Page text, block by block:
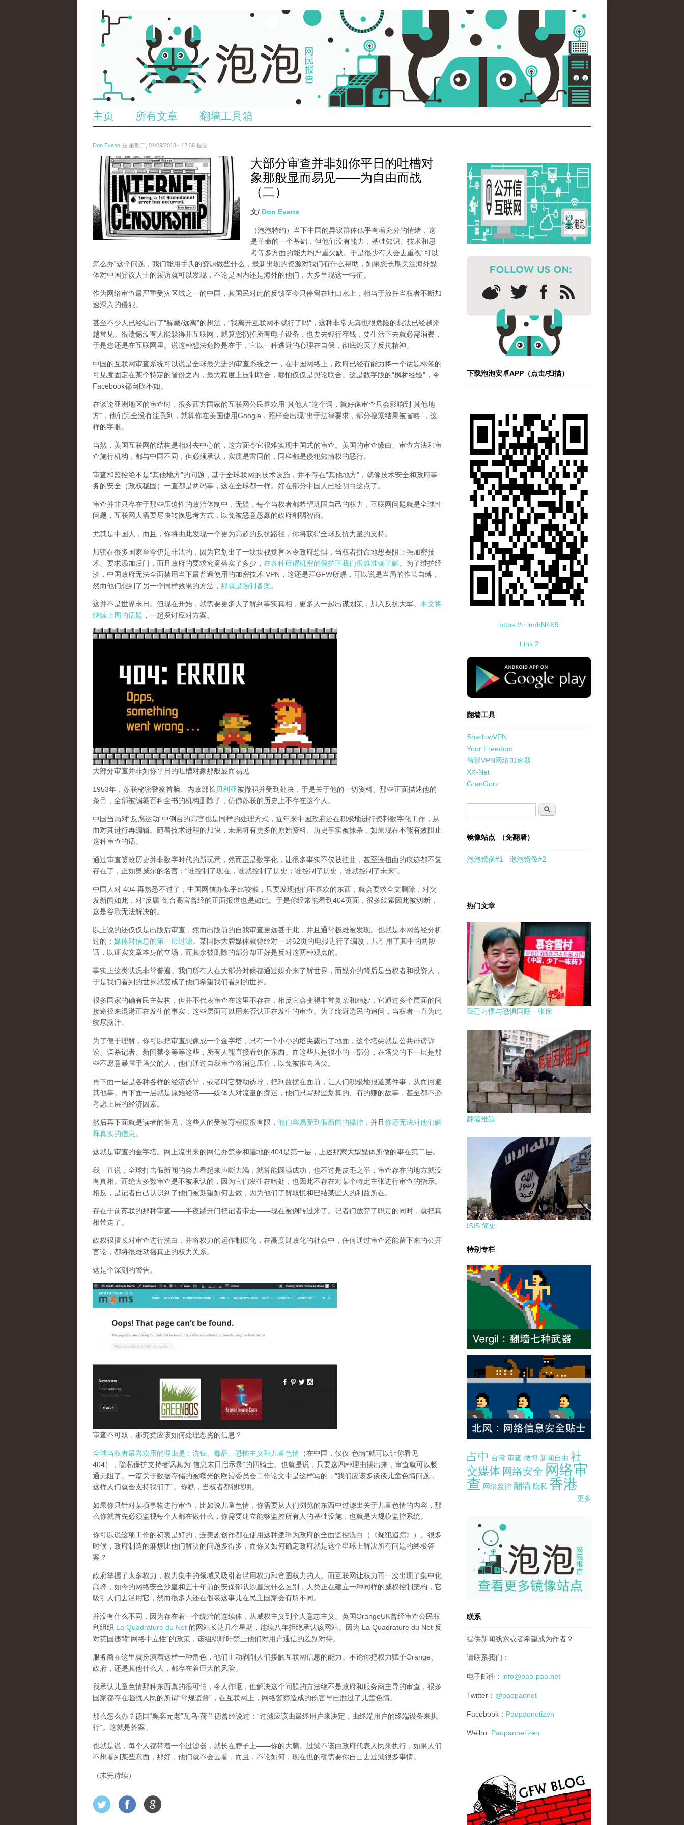
主页 所有文章 翻墙工具箱
Don Evans 在 星期二, 01/09/2018 - 12:36 提交
wechatimg866.jpeg
大部分审查并非如你平日的吐槽对
象那般显而易见——为自由而战
（二）
文/ Don Evans
（泡泡特约） 当下中国的异议群体似乎有着充分的情绪，这
是革命的一个基础，但他们没有能力，基础知识、技术和思
考等多方面的能力均严重欠缺。于是很少有人会去重视“可以
怎么办”这个问题，我们能用手头的资源做些什么，最新出现的资源对我们有什么帮助，如果您长期关注海外媒
体对中国异议人士的采访就可以发现，不论是国内还是海外的他们，大多呈现这一特征。
作为网络审查最严重受灾区域之一的中国，其国民对此的反馈至今只停留在吐口水上，相当于放任当权者不断加
速深入的侵犯。
甚至不少人已经提出了“躲藏/远离”的想法，“我离开互联网不就行了吗”，这种非常天真也很危险的想法已经越来
越常见。很遗憾没有人能躲得开互联网，就算您扔掉所有电子设备，也要去银行存钱，要生活下去就必需消费，
于是您还是在互联网里。说这种想法危险是在于，它以一种逃避的心理在自保，彻底熄灭了反抗精神。
中国的互联网审查系统可以说是全球最先进的审查系统之一，在中国网络上，政府已经有能力将一个话题标签的
可见度固定在某个特定的省份之内，最大程度上压制联合 ，哪怕仅仅是舆论联合。这是数字版的“枫桥经验”，令
Facebook都自叹不如。
在谈论亚洲地区的审查时，很多西方国家的互联网公民喜欢用“其他人”这个词，就好像审查只会影响到“其他地
方”，他们完全没有注意到， 就算你在美国使用Google，照样会出现“出于法律要求，部分搜索结果被省略”，这
样的字眼。
当然，美国互联网的结构是相对去中心的，这方面令它很难实现中国式的审查。美国的审查缘由、审查方法和审
查施行机构，都与中国不同，但必须承认， 实质是雷同的，同样都是侵犯知情权的恶行。
审查和监控绝不是“其他地方”的问题，基于全球联网的技术设施，并不存在“其他地方”，就像技术安全和政府事
务的安全（政权稳固）一直都是两码事，这在全球都一样。好在部分中国人已经明白这点了。
审查并非只存在于那些压迫性的政治体制中，无疑，每个当权者都希望巩固自己的权力，互联网问题就是全球性
问题，互联网人需要尽快转换思考方式，以免被恶意愚蠢的政府削弱智商。
尤其是中国人，而且，你将由此发现一个更为高超的反抗路径，你将获得全球反抗力量的支持。
加密在很多国家至今仍是非法的，因为它划出了一块块视觉盲区令政府恐惧，当权者拼命地想要阻止强加密技
术、要求添加后门，而且政府的要求究竟落实了多少， 在各种所谓机密的保护下我们很难准确了解。为了维护经
济，中国政府无法全面禁用当下最普遍使用的加密技术 VPN，这还是拜GFW所赐，可以说是当局的作茧自缚，
然而他们想到了另一个同样效果的方法， 那就是强制备案。
这并不是世界末日。但现在开始，就需要更多人了解到事实真相，更多人一起出谋划策，加入反抗大军。 本文将
继续上周的话题 ，一起探讨应对方案。
大部分审查并非如你平日的吐槽对象那般显而易见
1953年，苏联秘密警察首脑、内政部长贝利亚被撤职并受到处决，于是关于他的一切资料、那些正面描述他的
条目，全部被编纂百科全书的机构删除了，仿佛苏联的历史上不存在这个人。
中国当局对“反腐运动”中倒台的高官也是同样的处理方式，近年来中国政府还在积极地进行资料数字化工作，从
而对其进行再编辑。随着技术进程的加快，未来将有更多的原始资料、历史事实被抹杀，如果现在不能有效阻止
这种审查的话。
通过审查篡改历史并非数字时代的新玩意，然而正是数字化，让很多事实不仅被扭曲，甚至连扭曲的痕迹都不复
存在了，正如奥威尔的名言：“谁控制了现在，谁就控制了历史；谁控制了历史，谁就控制了未来”。
中国人对 404 再熟悉不过了，中国网信办似乎比较懒，只要发现他们不喜欢的东西，就会要求全文删除，对突
发新闻如此，对“反腐”倒台高官曾经的正面报道也是如此。于是你经常能看到404页面， 很多线索因此被切断，
这是谷歌无法解决的。
以上说的还仅仅是出版后审查，然而出版前的自我审查更远甚于此，并且通常极难被发现。 也就是本网曾经分析
过的： 媒体对信息的第一层过滤。某国际大牌媒体就曾经对一封62页的电报进行了编改，只引用了其中的两段
话，以证实文章本身的立场，而其余被删除的部分却正好是反对这两种观点的。
事实上这类状况非常普遍。我们所有人在大部分时候都通过媒介来了解世界，而媒介的背后是当权者和投资人，
于是我们看到的世界就变成了他们希望我们看到的世界。
很多国家的确有民主架构，但并不代表审查在这里不存在，相反它会变得非常复杂和精妙，它通过多个层面的间
接途径来混淆正在发生的事实，这些层面可以用来否认正在发生的审查。为了绕避选民的追问，当权者一直为此
绞尽脑汁。
为了便于理解，你可以把审查想像成一个金字塔，只有一个小小的塔尖露出了地面，这个塔尖就是公共诽谤诉
讼、谋杀记者、新闻禁令等等这些，所有人能直接看到的东西。而这些只是很小的一部分，在塔尖的下一层是那
些不愿意暴露于塔尖的人，他们通过自我审查将消息压住，以免被推向塔尖。
再下面一层是各种各样的经济诱导，或者叫它赞助诱导，把利益摆在面前，让人们积极地报道某件事，从而回避
其他事。再下面一层就是原始经济——媒体人对流量的痴迷，他们只写那些划算的、有的赚的故事，甚至都不必
考虑上层的经济因素。
然后再下面就是读者的偏见，这些人的受教育程度很有限， 他们容易受到假新闻的操控 ，并且 你还无法对他们解
释真实的信息 。
这就是审查的金字塔。网上流出来的网信办禁令和遍地的404是第一层，上述那家大型媒体所做的事在第二层。
我一直说，全球打击假新闻的努力看起来声嘶力竭，就算能圆满成功，也不过是皮毛之举，审查存在的地方就没
有真相。而绝大多数审查是不被承认的，因为它们发生在暗处，也因此不存在对某个特定主张进行审查的指示。
相反，是记者自己认识到了他们被期望如何去做，因为他们了解取悦和巴结某些人的利益所在。
存在于前苏联的那种审查——半夜踹开门把记者带走——现在被倒转过来了。记者们放弃了职责的同时，就把真
相带走了。
政权很擅长对审查进行洗白，并将权力的运作制度化，在高度财政化的社会中，任何通过审查还能留下来的公开
言论，都将很难动摇真正的权力关系。
这是个深刻的警告。
审查不可取，那究竟应该如何处理恶劣的信息？
全球当权者最喜欢用的理由是：洗钱、毒品、恐怖主义和儿童色情 （在中国，仅仅“色情”就可以让你看见
404），隐私保护支持者讽其为“信息末日启示录”的四骑士。也就是说，只要这四种理由摆出来，审查就可以畅
通无阻了。一篇关于数据存储的被曝光的欧盟委员会工作论文中是这样写的：“我们应该多谈谈儿童色情问题，
这样人们就会支持我们了”。你瞧，当权者都很聪明。
如果你只针对某项事物进行审查，比如说儿童色情，你需要从人们浏览的东西中过滤出关于儿童色情的内容，那
么你就首先必须监视每个人都在做什么，你需要建立能够监控所有人的基础设施，也就是大规模监控系统。
你可以说这项工作的初衷是好的，连美剧创作都在使用这种逻辑为政府的全面监控洗白（《疑犯追踪》）。 很多
时候，政府制造的麻烦比他们解决的问题多得多，而你又如何确定政府就是这个星球上解决所有问题的终极答
案？
政府掌握了太多权力，权力集中的领域又吸引着滥用权力和贪图权力的人。而互联网让权力再一次出现了集中化
高峰， 如今的网络安全沙皇和五十年前的安保部队沙皇没什么区别，人类正在建立一种同样的威权控制架构，它
吸引人们去滥用它，然而很多人还在假装这事儿在民主国家会有所不同。
并没有什么不同，因为存在着一个统治的连续体，从威权主义到个人意志主义。英国OrangeUK曾经审查公民权
利组织 La Quadrature du Net 的网站长达几个星期，连续八年拒绝承认该网站。因为 La Quadrature du Net 反
对英国违背“网络中立性”的政策，该组织呼吁禁止他们对用户通信的差别对待。
服务商在这里就扮演着这样一种角色，他们主动剥削人们接触互联网信息的能力。不论你把权力赋予Orange、
政府，还是其他什么人，都存在着巨大的风险。
我承认儿童色情那种东西真的很可怕，令人作呕，但解决这个问题的方法绝不是政府和服务商主导的审查，很多
国家都存在骚扰人民的所谓“常规监督”，在互联网上，网络警察造成的伤害早已胜过了儿童色情。
那么怎么办？德国“黑客元老”瓦乌·荷兰德曾经说过：“过滤应该由最终用户来决定，由终端用户的终端设备来执
行”。这就是答案。
也就是说，每个人都带着一个过滤器，就长在脖子上——你的大脑。过滤不该由政府代表人民来执行，如果人们
不想看到某些东西，那好，他们就不会去看，而且，不论如何，现在也的确需要你自己去过滤很多事情。
（未完待续）
下载泡泡安卓APP（点击/扫描）
https://tr.im/hN4K9
Link 2
standard-icon-googleplay-app-store.png
翻墙工具
ShadowVPN
Your Freedom
倩影VPN网络加速器
XX-Net
GranGorz
搜索
镜像站点 （免翻墙）
泡泡镜像#1 泡泡镜像#2
热门文章
我已习惯与恐惧同睡一张床
翻墙难题
ISIS 简史
特别专栏
占中 台湾 审查 微博 新闻自由 社
交媒体 网络安全 网络审
查 网络监控 翻墙 隐私 香港
更多
pao-pao-banner-mirror-site-120814.jpg
联系
提供新闻线索或者希望成为作者？
请联系我们：
电子邮件： info@pao-pao.net
Twitter： @paopaonet
Facebook： Paopaonetizen
Weibo: Paopaonetizen
gfw_blog_small.jpg